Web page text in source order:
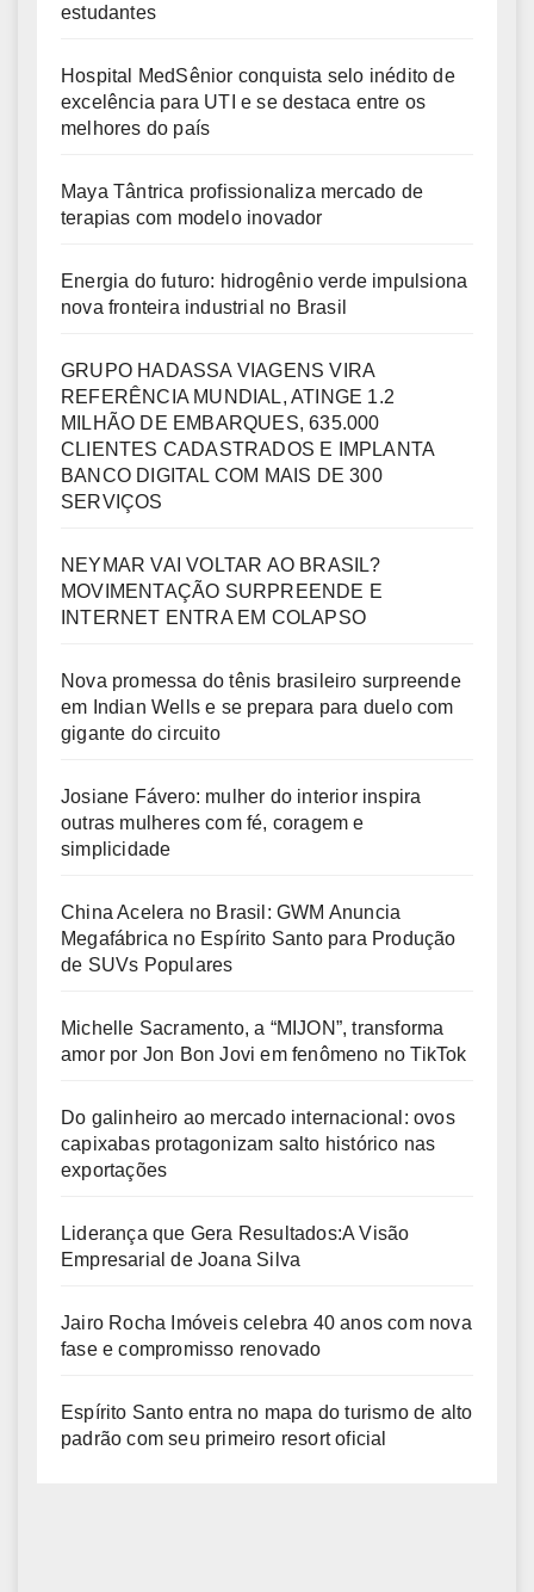
estudantes
Hospital MedSênior conquista selo inédito de
excelência para UTI e se destaca entre os
melhores do país
Maya Tântrica profissionaliza mercado de
terapias com modelo inovador
Energia do futuro: hidrogênio verde impulsiona
nova fronteira industrial no Brasil
GRUPO HADASSA VIAGENS VIRA
REFERÊNCIA MUNDIAL, ATINGE 1.2
MILHÃO DE EMBARQUES, 635.000
CLIENTES CADASTRADOS E IMPLANTA
BANCO DIGITAL COM MAIS DE 300
SERVIÇOS
NEYMAR VAI VOLTAR AO BRASIL?
MOVIMENTAÇÃO SURPREENDE E
INTERNET ENTRA EM COLAPSO
Nova promessa do tênis brasileiro surpreende
em Indian Wells e se prepara para duelo com
gigante do circuito
Josiane Fávero: mulher do interior inspira
outras mulheres com fé, coragem e
simplicidade
China Acelera no Brasil: GWM Anuncia
Megafábrica no Espírito Santo para Produção
de SUVs Populares
Michelle Sacramento, a “MIJON”, transforma
amor por Jon Bon Jovi em fenômeno no TikTok
Do galinheiro ao mercado internacional: ovos
capixabas protagonizam salto histórico nas
exportações
Liderança que Gera Resultados:A Visão
Empresarial de Joana Silva
Jairo Rocha Imóveis celebra 40 anos com nova
fase e compromisso renovado
Espírito Santo entra no mapa do turismo de alto
padrão com seu primeiro resort oficial